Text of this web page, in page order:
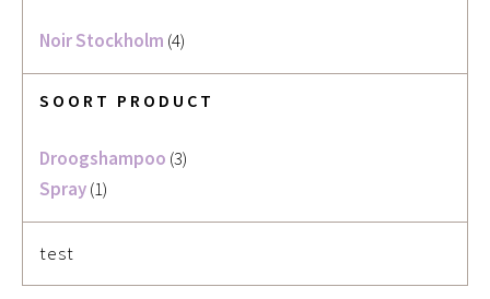
Noir Stockholm (4)
SOORT PRODUCT
Droogshampoo (3)
Spray(1)
test